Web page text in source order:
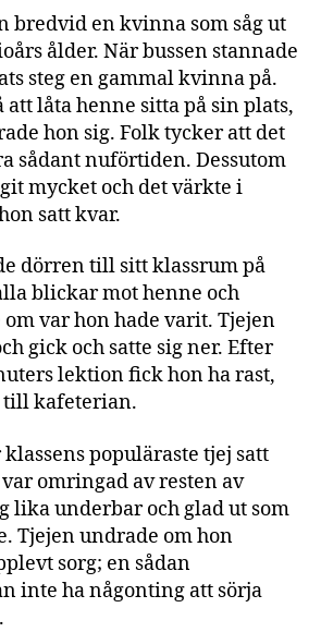
bredvid en kvinna som såg ut
ålder. När bussen stannade
steg en gammal kvinna på.
att låta henne sitta på sin plats,
hon sig. Folk tycker att det
sådant nuförtiden. Dessutom
mycket och det värkte i
satt kvar.
dörren till sitt klassrum på
blickar mot henne och
var hon hade varit. Tjejen
gick och satte sig ner. Efter
lektion fick hon ha rast,
till kafeterian.
populäraste tjej satt
omringad av resten av
lika underbar och glad ut som
Tjejen undrade om hon
sorg; en sådan
inte ha någonting att sörja